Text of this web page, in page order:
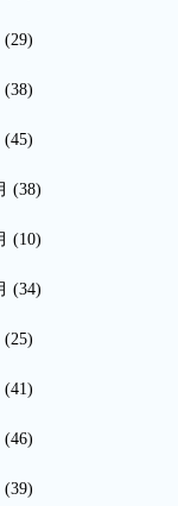
(29)
(38)
(45)
(38)
(10)
(34)
(25)
(41)
(46)
(39)